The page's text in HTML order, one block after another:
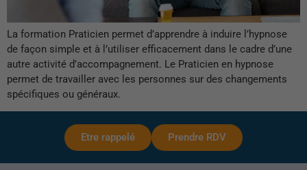
La formation Praticien permet d’apprendre à induire l’hypnose
de façon simple et à l’utiliser efficacement dans le cadre d’une
autre activité d’accompagnement. Le Praticien en hypnose
permet de travailler avec les personnes sur des changements
spécifiques ou généraux.
Etre rappelé Prendre RDV